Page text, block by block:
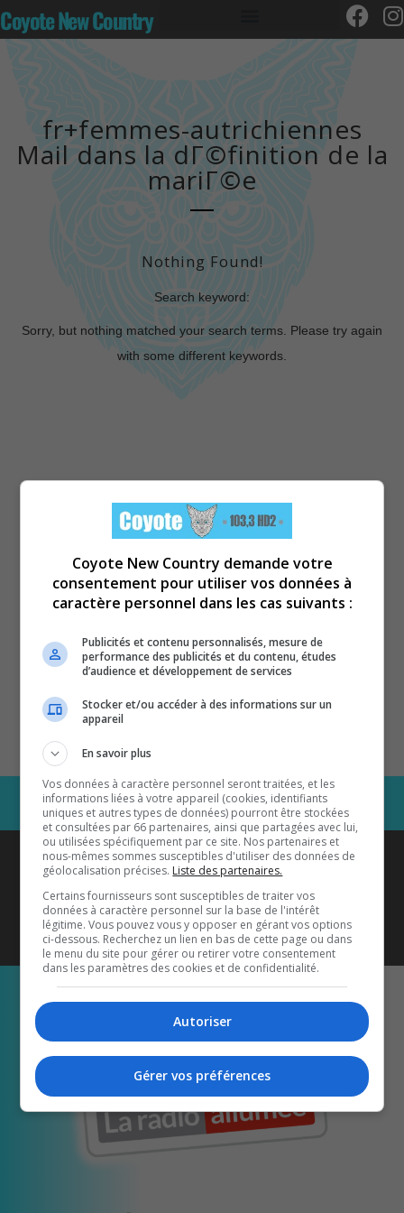
Coyote New Country
fr+femmes-autrichiennes
Mail dans la dГ©finition de la
mariГ©e
Nothing Found!
Search keyword:
Sorry, but nothing matched your search terms. Please try again
with some different keywords.
Coyote New Countryest diffusé
également sur1033 HD2
Écoutez-nous aussi sur…
Coyote New Country demande votre
consentement pour utiliser vos données à
caractère personnel dans les cas suivants :
Publicités et contenu personnalisés, mesure de
performance des publicités et du contenu, études
d’audience et développement de services
Stocker et/ou accéder à des informations sur un
appareil
En savoir plus
Vos données à caractère personnel seront traitées, et les
informations liées à votre appareil (cookies, identifiants
uniques et autres types de données) pourront être stockées
et consultées par 66 partenaires, ainsi que partagées avec lui,
ou utilisées spécifiquement par ce site. Nos partenaires et
nous-mêmes sommes susceptibles d'utiliser des données de
géolocalisation précises. Liste des partenaires.
Certains fournisseurs sont susceptibles de traiter vos
données à caractère personnel sur la base de l'intérêt
légitime. Vous pouvez vous y opposer en gérant vos options
ci-dessous. Recherchez un lien en bas de cette page ou dans
le menu du site pour gérer ou retirer votre consentement
dans les paramètres des cookies et de confidentialité.
Autoriser
Gérer vos préférences